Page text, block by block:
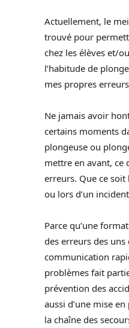
Actuellement, le
trouvé pour
chez les élèves et/
l’habitude de
mes propres
Ne jamais avoir
certains moments
plongeuse ou
mettre en avant, ce
erreurs. Que ce soit
ou lors d’un
Parce qu’une
des erreurs des uns
communication
problèmes fait
prévention des
aussi d’une mise
la chaîne des